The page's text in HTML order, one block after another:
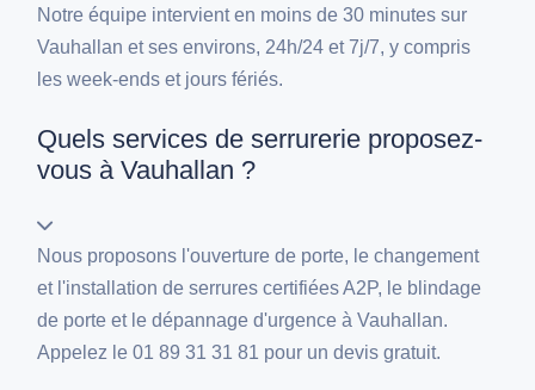
Notre équipe intervient en moins de 30 minutes sur
Vauhallan et ses environs, 24h/24 et 7j/7, y compris
les week-ends et jours fériés.
Quels services de serrurerie proposez-
vous à Vauhallan ?
Nous proposons l'ouverture de porte, le changement
et l'installation de serrures certifiées A2P, le blindage
de porte et le dépannage d'urgence à Vauhallan.
Appelez le 01 89 31 31 81 pour un devis gratuit.